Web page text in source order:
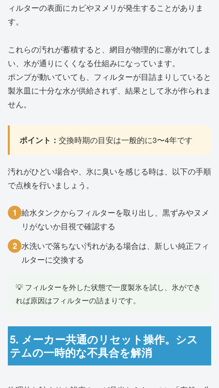
ィルターの表面にカビやヌメリが発生することがありま
す。
これらの汚れが蓄積すると、網目が物理的に塞がれてしま
い、水が通りにくくなる仕組みになっています。
ポンプが動いていても、フィルターが目詰まりしていると
製氷皿に十分な水が供給されず、結果として氷が作られま
せん。
ポイント： 交換時期の目安は一般的に3〜4年です
汚れがひどい場合や、氷に臭いを感じる時は、以下の手順
で点検を行いましょう。
1 給水タンクからフィルターを取り出し、黒ずみやヌメ
リがないか目視で確認する
2 水洗いで落ちない汚れがある場合は、新しい純正フィ
ルターに交換する
💡 フィルターを外した状態で一度製氷を試し、氷ができ
れば原因はフィルターの詰まりです。
5. メーカー共通のリセット操作。シス
テムの一時的な不具合を解消